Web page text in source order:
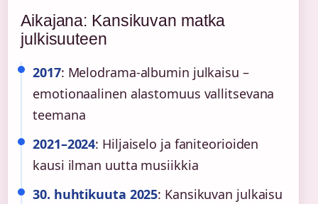
Aikajana: Kansikuvan matka
julkisuuteen
2017: Melodrama-albumin julkaisu –
emotionaalinen alastomuus vallitsevana
teemana
2021–2024: Hiljaiselo ja faniteorioiden
kausi ilman uutta musiikkia
30. huhtikuuta 2025: Kansikuvan julkaisu